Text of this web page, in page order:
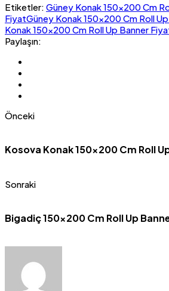
Etiketler: Güney Konak 150x200 Cm
FiyatGüney Konak 150x200 Cm Roll
Konak 150x200 Cm Roll Up Banner
Paylaşın:
Önceki
Kosova Konak 150×200 Cm Roll
Sonraki
Bigadiç 150×200 Cm Roll Up